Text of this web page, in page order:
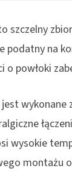
szczelny
podatny na
o powłoki
jest wykonane
wysokie
montażu